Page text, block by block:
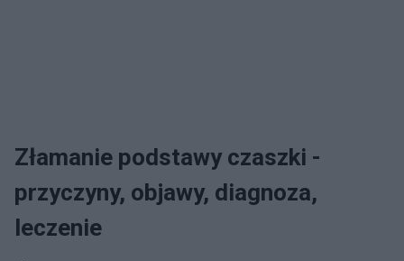
Złamanie podstawy czaszki -
przyczyny, objawy, diagnoza,
leczenie